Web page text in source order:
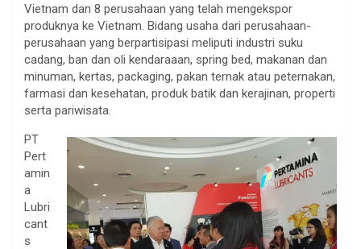
Vietnam dan 8 perusahaan yang telah mengekspor
produknya ke Vietnam. Bidang usaha dari perusahaan-
perusahaan yang berpartisipasi meliputi industri suku
cadang, ban dan oli kendaraaan, spring bed, makanan dan
minuman, kertas, packaging, pakan ternak atau peternakan,
farmasi dan kesehatan, produk batik dan kerajinan, properti
serta pariwisata.
PT
Pert
amin
a
Lubri
cant
s